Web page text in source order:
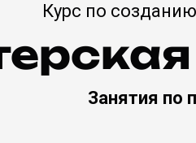
Курс по
Занятия по